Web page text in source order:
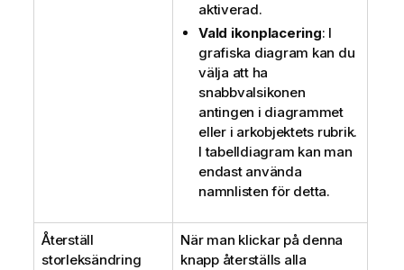
aktiverad.
Vald ikonplacering: I
grafiska diagram kan du
välja att ha
snabbvalsikonen
antingen i diagrammet
eller i arkobjektets rubrik.
I tabelldiagram kan man
endast använda
namnlisten för detta.
Återställ
storleksändring
När man klickar på denna
knapp återställs alla